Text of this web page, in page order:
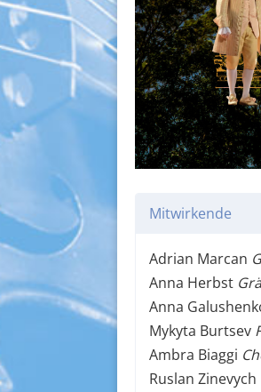
Mitwirkende
Adrian Marcan
Anna Herbst
Anna
Mykyta Burtsev
Ambra Biaggi
Ruslan Zinevych